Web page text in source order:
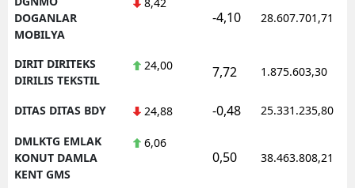
DOGANLAR
MOBILYA
-4,10 28.607.701,71
DIRIT DIRITEKS
DIRILIS TEKSTIL
24,00 7,72 1.875.603,30
DITAS DITAS BDY 24,88 -0,48 25.331.235,80
DMLKTG EMLAK
KONUT DAMLA
KENT GMS
6,06
0,50 38.463.808,21